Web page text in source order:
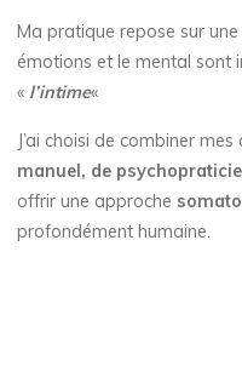
Ma pratique repose sur
émotions et le mental sont
« l’intime«
J’ai choisi de combiner
manuel, de
offrir une approche
profondément humaine.